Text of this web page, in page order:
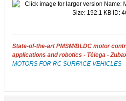
State-of-the-art PMSM/BLDC motor
applications and robotics - Télega -
MOTORS FOR RC SURFACE VEHICLES